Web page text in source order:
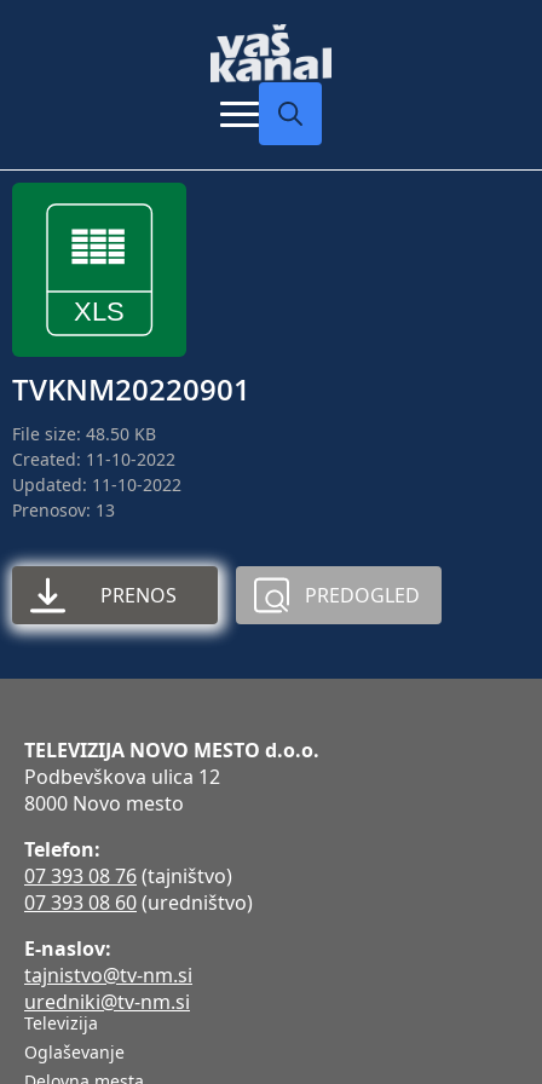
TVKNM20220901
File size: 48.50 KB
Created: 11-10-2022
Updated: 11-10-2022
Prenosov: 13
PRENOS PREDOGLED
TELEVIZIJA NOVO MESTO d.o.o.
Podbevškova ulica 12
8000 Novo mesto
Telefon:
07 393 08 76(tajništvo)
07 393 08 60(uredništvo)
E-naslov:
tajnistvo@tv-nm.si
uredniki@tv-nm.si
Televizija
Oglaševanje